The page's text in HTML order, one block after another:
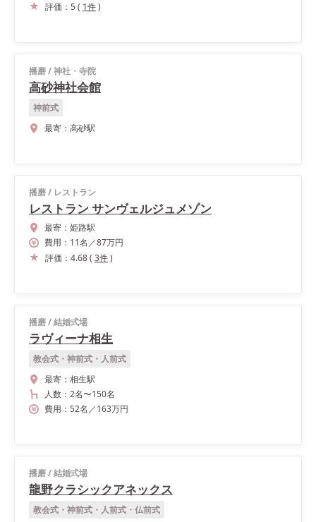
評価： 5( 1件)
播磨/神社・寺院
高砂神社会館
神前式
最寄： 高砂駅
播磨/ レストラン
レストラン サンヴェルジュメゾン
最寄： 姫路駅
費用： 11名 ／87万円
評価： 4.68( 3件)
播磨/結婚式場
ラヴィーナ相生
教会式・神前式・人前式
最寄： 相生駅
人数： 2名〜150名
費用： 52名 ／163万円
播磨/結婚式場
龍野クラシックアネックス
教会式・神前式・人前式・仏前式